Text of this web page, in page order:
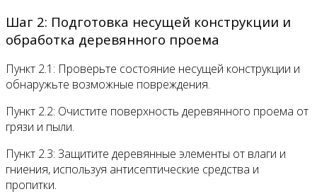
Шаг 2: Подготовка несущей конструкции и
обработка деревянного проема
Пункт 2.1: Проверьте состояние несущей конструкции и
обнаружьте возможные повреждения.
Пункт 2.2: Очистите поверхность деревянного проема от
грязи и пыли.
Пункт 2.3: Защитите деревянные элементы от влаги и
гниения, используя антисептические средства и
пропитки.